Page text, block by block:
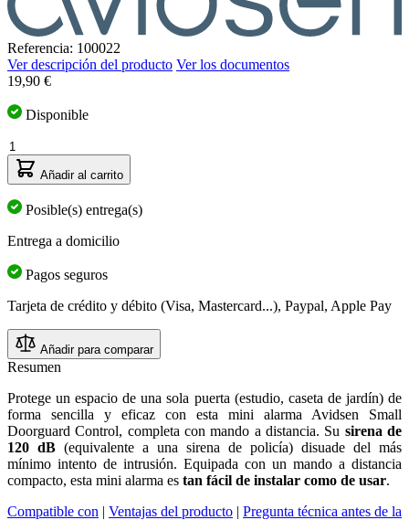
Referencia: 100022
Ver descripción del producto Ver los documentos
19,90 €
Disponible
Cantidad
Añadir al carrito
Posible(s) entrega(s)
Entrega a domicilio
Pagos seguros
Tarjeta de crédito y débito (Visa, Mastercard...), Paypal, Apple Pay
Añadir para comparar
Resumen
Protege un espacio de una sola puerta (estudio, caseta de jardín) de
forma sencilla y eficaz con esta mini alarma Avidsen Small
Doorguard Control, completa con mando a distancia. Su sirena de
120 dB (equivalente a una sirena de policía) disuade del más
mínimo intento de intrusión. Equipada con un mando a distancia
compacto, esta mini alarma es tan fácil de instalar como de usar.
Compatible con | Ventajas del producto | Pregunta técnica antes de la